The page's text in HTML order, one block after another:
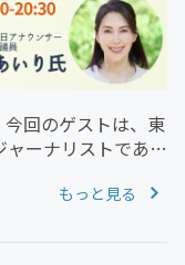
回のゲストは、東
ーナリストであ
徹底的に語り合い
もっと見る